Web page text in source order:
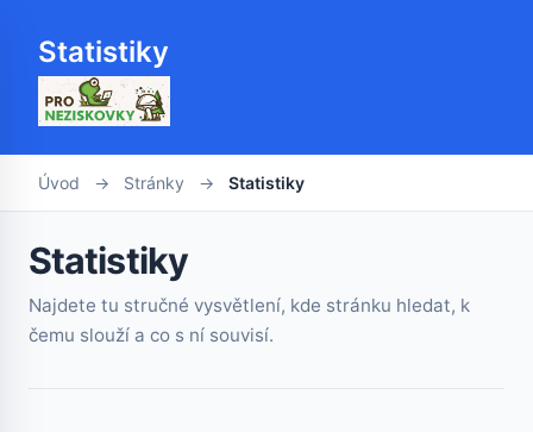
Statistiky
Úvod → Stránky → Statistiky
Statistiky
Najdete tu stručné vysvětlení, kde stránku hledat, k
čemu slouží a co s ní souvisí.